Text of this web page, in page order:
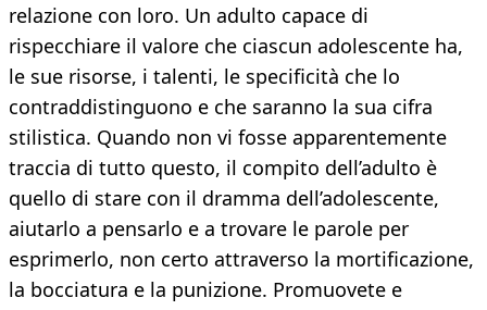
relazione con loro. Un adulto capace di
rispecchiare il valore che ciascun adolescente ha,
le sue risorse, i talenti, le specificità che lo
contraddistinguono e che saranno la sua cifra
stilistica. Quando non vi fosse apparentemente
traccia di tutto questo, il compito dell’adulto è
quello di stare con il dramma dell’adolescente,
aiutarlo a pensarlo e a trovare le parole per
esprimerlo, non certo attraverso la mortificazione,
la bocciatura e la punizione. Promuovete e